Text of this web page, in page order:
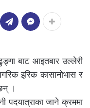
बाट आइतबार उल्लेरी
इरिक कासानोभास र
।
पदयात्राका जाने क्रममा